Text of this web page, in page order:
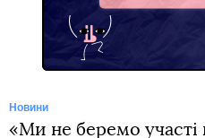
Новини
«Ми не беремо участі